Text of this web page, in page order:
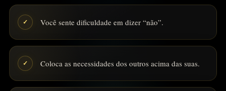
✓ Você sente dificuldade em dizer “não”.
✓ Coloca as necessidades dos outros acima das suas.